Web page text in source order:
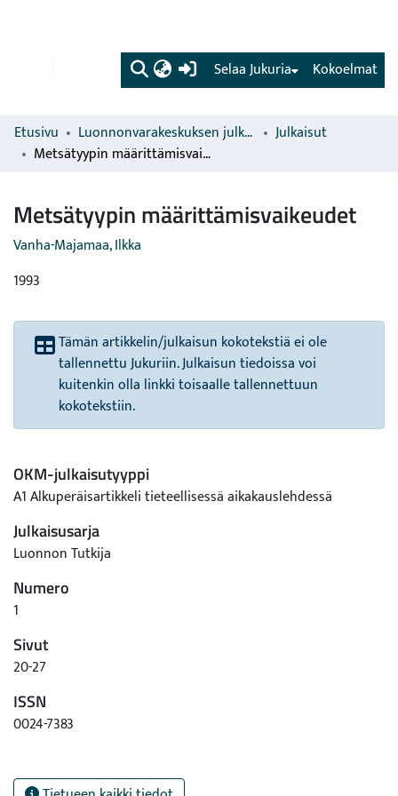
(current) Kokoelmat
Selaa Jukuria
Etusivu Luonnonvarakeskuksen julkaisut
Julkaisut
Metsätyypin määrittämisvaikeudet
Metsätyypin määrittämisvaikeudet
Vanha-Majamaa, Ilkka
1993
Tämän artikkelin/julkaisun kokotekstiä ei ole
tallennettu Jukuriin. Julkaisun tiedoissa voi
kuitenkin olla linkki toisaalle tallennettuun
kokotekstiin.
OKM-julkaisutyyppi
A1 Alkuperäisartikkeli tieteellisessä aikakauslehdessä
Julkaisusarja
Luonnon Tutkija
Numero
1
Sivut
20-27
ISSN
0024-7383